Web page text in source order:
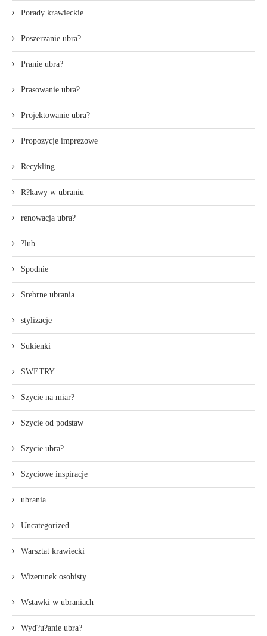
Porady krawieckie
Poszerzanie ubra?
Pranie ubra?
Prasowanie ubra?
Projektowanie ubra?
Propozycje imprezowe
Recykling
R?kawy w ubraniu
renowacja ubra?
?lub
Spodnie
Srebrne ubrania
stylizacje
Sukienki
SWETRY
Szycie na miar?
Szycie od podstaw
Szycie ubra?
Szyciowe inspiracje
ubrania
Uncategorized
Warsztat krawiecki
Wizerunek osobisty
Wstawki w ubraniach
Wyd?u?anie ubra?